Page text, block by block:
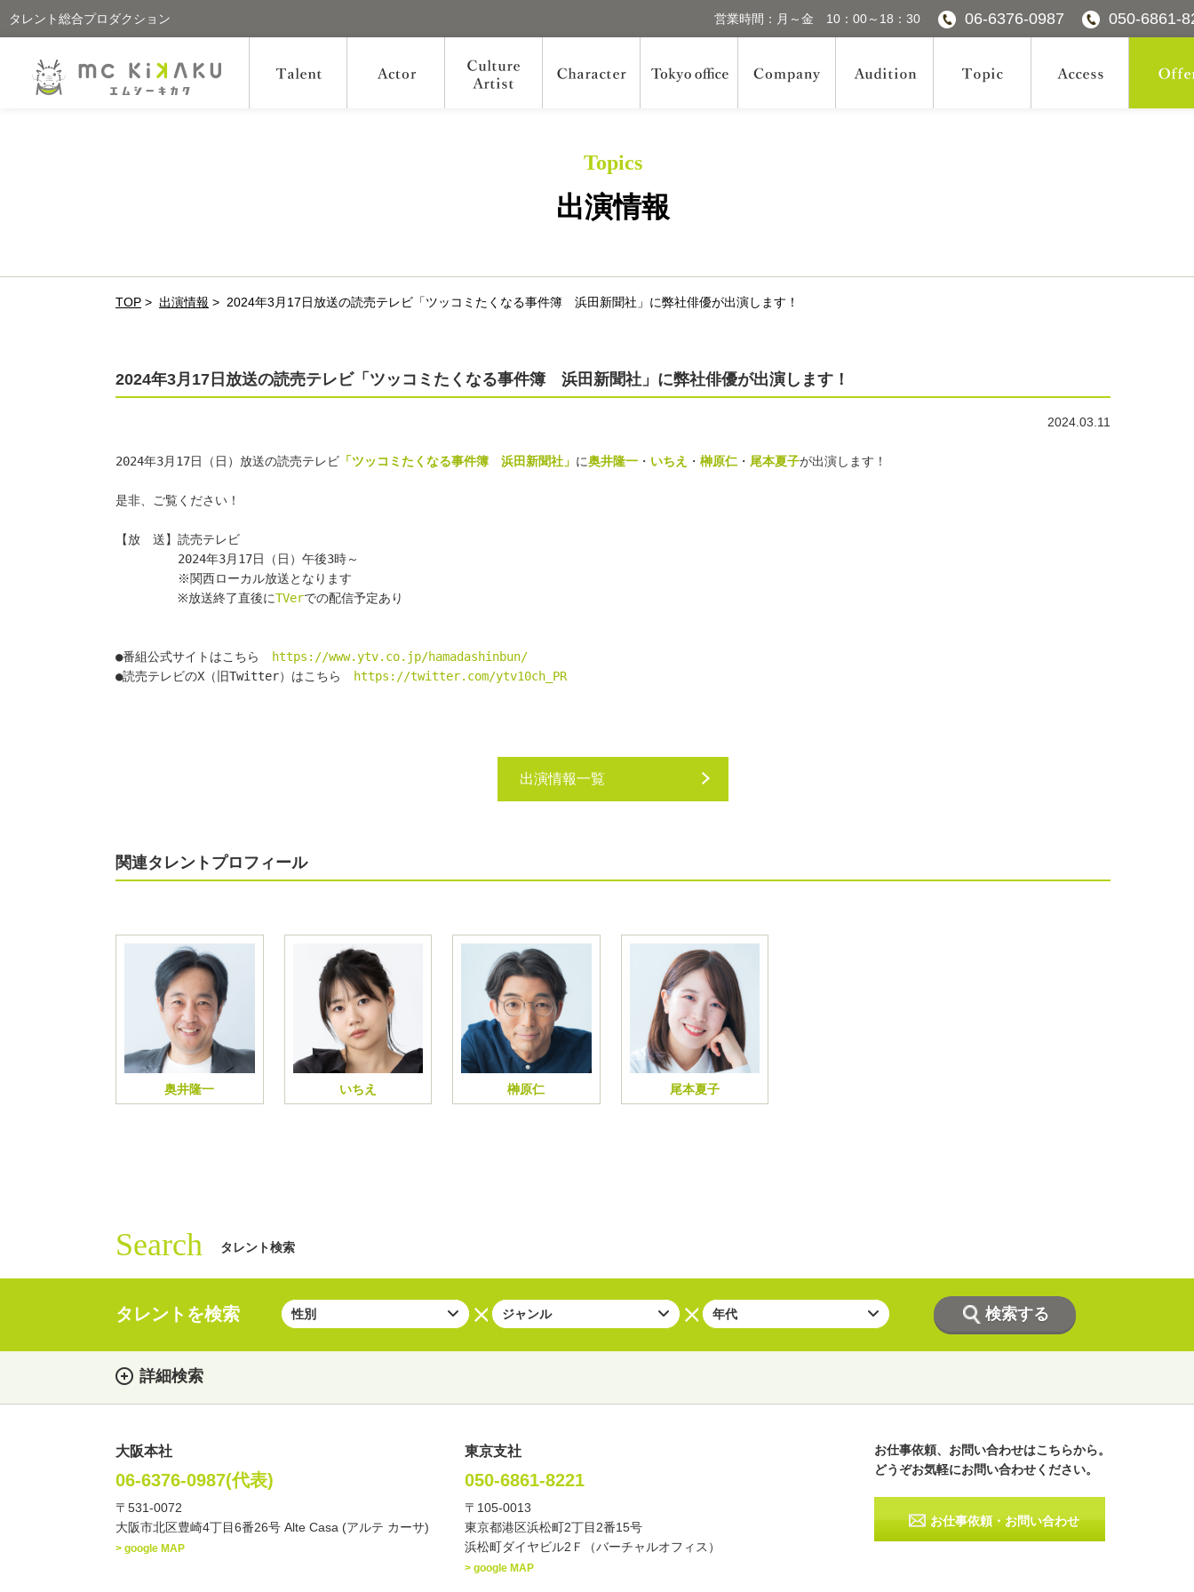
タレント総合プロダクション 営業時間：月～金 10：00～18：30 06-6376-0987 050-6861-
Topics
出演情報
TOP > 出演情報 > 2024年3月17日放送の読売テレビ「ツッコミたくなる事件簿 浜田新聞社」に弊社俳優が出演します！
2024年3月17日放送の読売テレビ「ツッコミたくなる事件簿 浜田新聞社」に弊社俳優が出演します！
2024.03.11
2024年3月17日（日）放送の読売テレビ 「ツッコミたくなる事件簿　浜田新聞社」 に奥井隆一 ・ いちえ ・ 榊原仁 ・ 尾本夏子が出演します！
是非、ご覧ください！
【放　送】読売テレビ
2024年3月17日（日）午後3時～
※関西ローカル放送となります
※放送終了直後にTVerでの配信予定あり
●番組公式サイトはこちら
https://www.ytv.co.jp/hamadashinbun/
●読売テレビのX（旧Twitter）はこちら
https://twitter.com/ytv10ch_PR
出演情報一覧
関連タレントプロフィール
奥井隆一 いちえ 榊原仁 尾本夏子
Search タレント検索
タレントを検索
詳細検索
・性別
・ジャンル お笑い・バラエティー
講談 モーションアクター
大阪本社
06-6376-0987(代表)
〒531-0072
大阪市北区豊崎4丁目6番26号 Alte Casa (アルテ カーサ)
> google MAP
東京支社
050-6861-8221
〒105-0013
東京都港区浜松町2丁目2番15号
浜松町ダイヤビル2Ｆ（バーチャルオフィス）
> google MAP
お仕事依頼、お問い合わせはこちらから。
どうぞお気軽にお問い合わせください。
お仕事依頼・お問い合わせ